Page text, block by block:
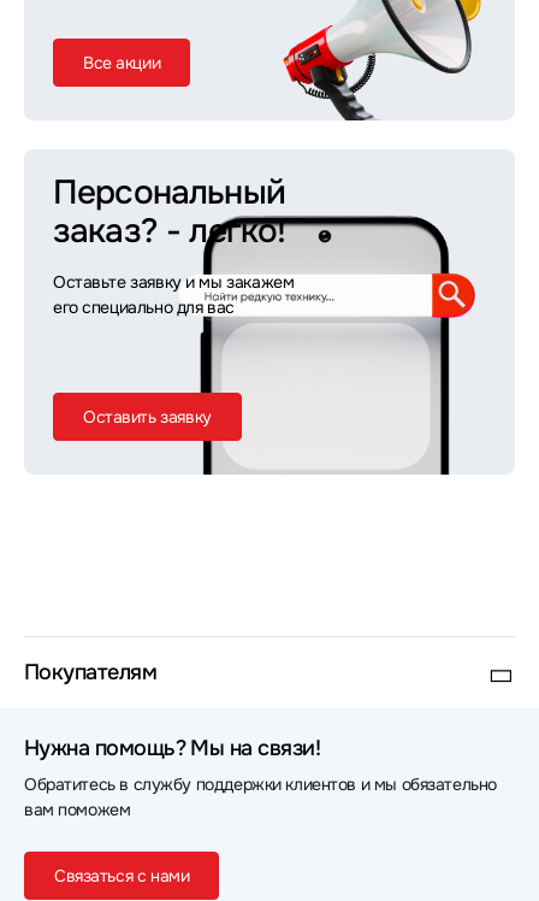
Все акции
Персональный
заказ? - легко!
Оставьте заявку и мы закажем
его специально для вас
Оставить заявку
Покупателям
Нужна помощь? Мы на связи!
Обратитесь в службу поддержки клиентов и мы обязательно
вам поможем
Связаться с нами